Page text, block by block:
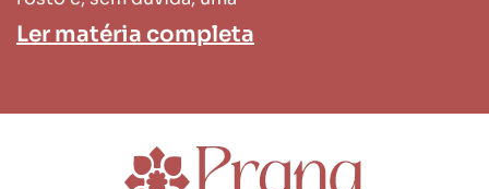
Ler matéria completa